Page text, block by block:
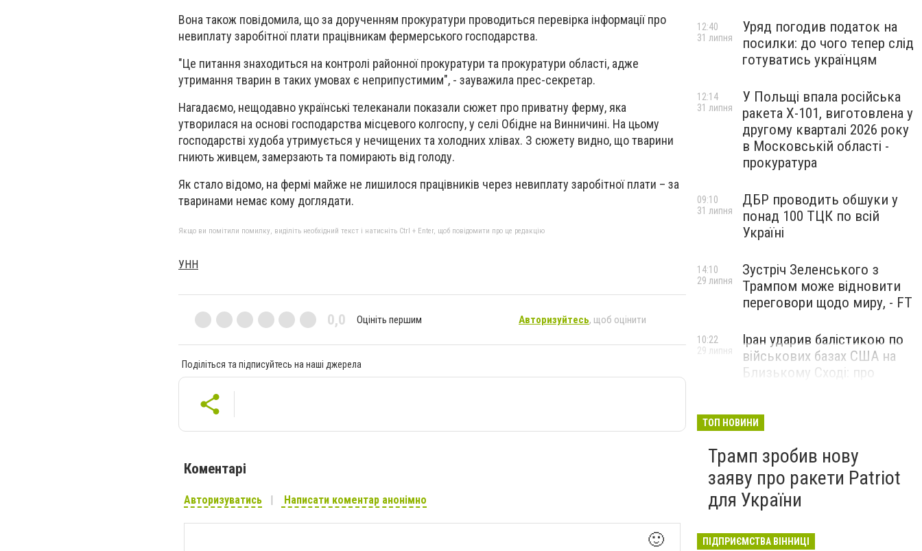
Вона також повідомила, що за дорученням прокуратури проводиться перевірка інформації про
невиплату заробітної плати працівникам фермерського господарства.
"Це питання знаходиться на контролі районної прокуратури та прокуратури області, адже
утримання тварин в таких умовах є неприпустимим", - зауважила прес-секретар.
Нагадаємо, нещодавно українські телеканали показали сюжет про приватну ферму, яка
утворилася на основі господарства місцевого колгоспу, у селі Обідне на Винничині. На цьому
господарстві худоба утримується у нечищених та холодних хлівах. З сюжету видно, що тварини
гниють живцем, замерзають та помирають від голоду.
Як стало відомо, на фермі майже не лишилося працівників через невиплату заробітної плати – за
тваринами немає кому доглядати.
Якщо ви помітили помилку, виділіть необхідний текст і натисніть Ctrl + Enter, щоб повідомити про це редакцію
УНН
0,0 Оцініть першим Авторизуйтесь, щоб оцінити
Поділіться та підписуйтесь на наші джерела
Коментарі
Авторизуватись Написати коментар анонімно
🙂
Уряд погодив податок на
посилки: до чого тепер слід
готуватись українцям
12:40
31 липня
У Польщі впала російська
ракета X-101, виготовлена у
другому кварталі 2026 року
в Московській області -
прокуратура
12:14
31 липня
ДБР проводить обшуки у
понад 100 ТЦК по всій
Україні
09:10
31 липня
Зустріч Зеленського з
Трампом може відновити
переговори щодо миру, - FT
14:10
29 липня
Іран ударив балістикою по
військових базах США на
Близькому Сході: про
10:22
29 липня
ТОП НОВИНИ
Трамп зробив нову
заяву про ракети Patriot
для України
ПІДПРИЄМСТВА ВІННИЦІ